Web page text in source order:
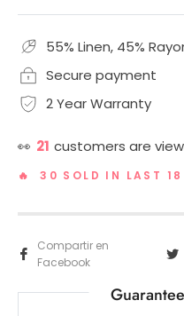
55% Linen, 45%
Secure payment
2 Year Warranty
👀 21 customers are
🔥 30 SOLD IN LAST 18
Compartir en
Facebook